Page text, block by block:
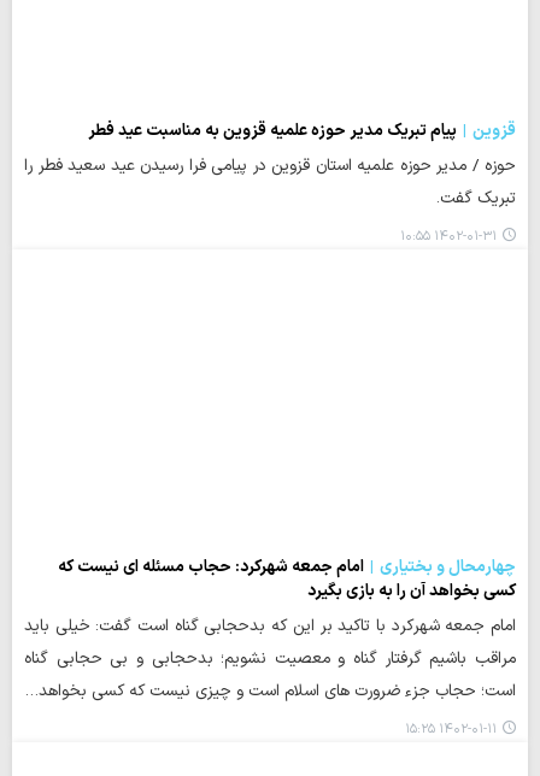
قزوین
پیام تبریک مدیر حوزه علمیه قزوین به مناسبت عید فطر
حوزه / مدیر حوزه علمیه استان قزوین در پیامی فرا رسیدن عید سعید فطر را
تبریک گفت.
۱۴۰۲-۰۱-۳۱ ۱۰:۵۵
چهارمحال و بختیاری
امام جمعه شهرکرد: حجاب مسئله ای نیست که
کسی بخواهد آن را به بازی بگیرد
امام جمعه شهرکرد با تاکید بر این که بدحجابی گناه است گفت: خیلی باید
مراقب باشیم گرفتار گناه و معصیت نشویم؛ بدحجابی و بی حجابی گناه
است؛ حجاب جزء ضرورت های اسلام است و چیزی نیست که کسی بخواهد…
۱۴۰۲-۰۱-۱۱ ۱۵:۲۵